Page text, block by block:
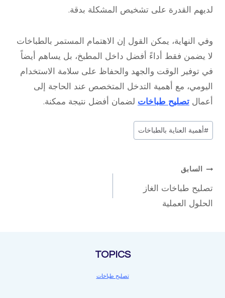
لديهم القدرة على تشخيص المشكلة بدقة.
وفي النهاية، يمكن القول إن الاهتمام المستمر بالطباخات
لا يضمن فقط أداءً أفضل داخل المطبخ، بل يساهم أيضاً
في توفير الوقت والجهد والحفاظ على سلامة الاستخدام
اليومي، مع أهمية التدخل المتخصص عند الحاجة إلى
أعمال تصليح طباخات لضمان أفضل نتيجة ممكنة.
وسوم
المقال:
#أهمية العناية بالطباخات
تصفّح
المقالات
السابق
تصليح طباخات الغاز
الحلول العملية
TOPICS
تصليح طباخات